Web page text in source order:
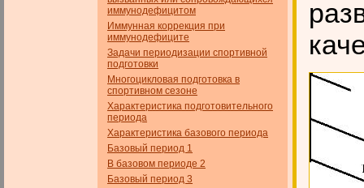
иммунодефицитом
Иммунная коррекция при
иммунодефиците
Задачи периодизации спортивной
подготовки
Многоцикловая подготовка в
спортивном сезоне
Характеристика подготовительного
периода
Характеристика базового периода
Базовый период 1
В базовом периоде 2
Базовый период 3